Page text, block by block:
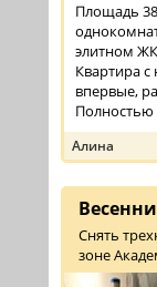
Площадь
элитном ЖК
Квартира
впервые,
Полностью
Алина
Снять
зоне